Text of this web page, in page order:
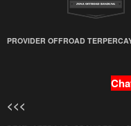
PROVIDER OFFROAD
<<<